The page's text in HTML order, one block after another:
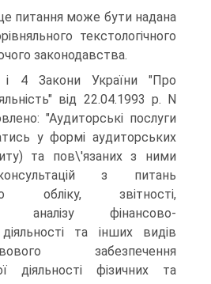
питання може бути надана
текстологічного
законодавства.
4 Закони України "Про
від 22.04.1993 р. N
"Аудиторськi послуги
у формi аудиторських
та пов\'язаних з ними
з питань
облiку, звiтностi,
аналiзу фiнансово-
дiяльностi та iнших видiв
забезпечення
дiяльностi фiзичних та